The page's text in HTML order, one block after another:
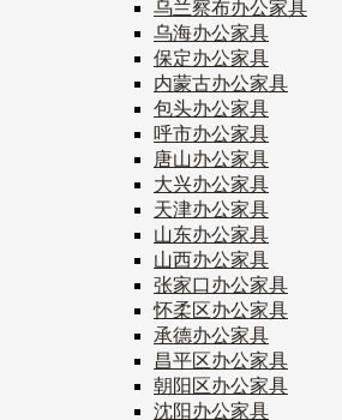
乌兰察布办公家具
乌海办公家具
保定办公家具
内蒙古办公家具
包头办公家具
呼市办公家具
唐山办公家具
大兴办公家具
天津办公家具
山东办公家具
山西办公家具
张家口办公家具
怀柔区办公家具
承德办公家具
昌平区办公家具
朝阳区办公家具
沈阳办公家具